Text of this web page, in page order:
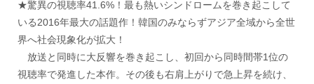
★驚異の視聴率41.6%！最も熱いシンドロームを巻き起こして
いる2016年最大の話題作！韓国のみならずアジア全域から全世
界へ社会現象化が拡大！
放送と同時に大反響を巻き起こし、初回から同時間帯1位の
視聴率で発進した本作。その後も右肩上がりで急上昇を続け、